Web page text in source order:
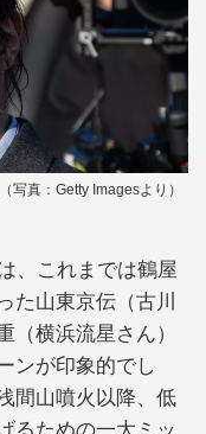
写真：Getty Imagesより）
、これまでは鶴屋
た山東京伝（古川
（横浜流星さん）
ンが印象的でし
間山噴火以降、低